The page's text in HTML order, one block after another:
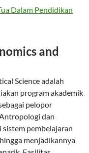
Dalam Pendidikan
and
Science adalah
program akademik
pelopor
dan
sistem pembelajaran
menjadikannya